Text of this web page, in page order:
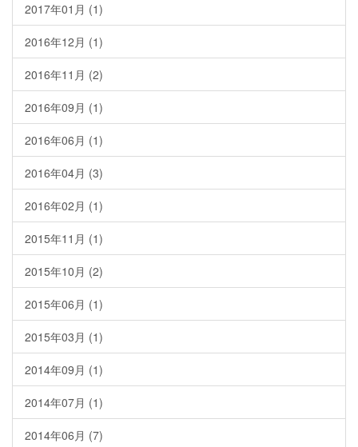
2017年01月 (1)
2016年12月 (1)
2016年11月 (2)
2016年09月 (1)
2016年06月 (1)
2016年04月 (3)
2016年02月 (1)
2015年11月 (1)
2015年10月 (2)
2015年06月 (1)
2015年03月 (1)
2014年09月 (1)
2014年07月 (1)
2014年06月 (7)